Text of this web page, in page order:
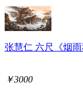
张慧仁 六尺《烟
￥3000